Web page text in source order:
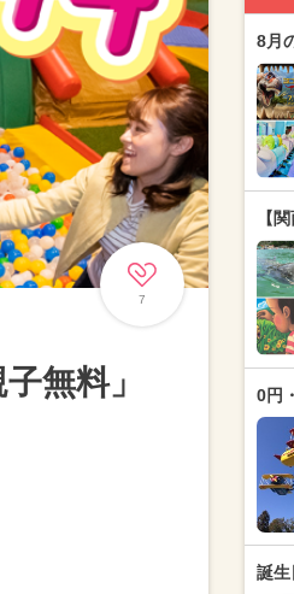
7
子無料」
8月
【
0円
誕